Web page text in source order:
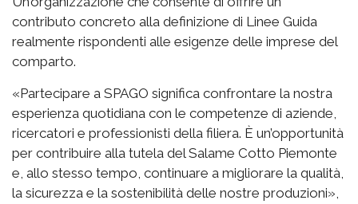
contributo concreto alla definizione di Linee Guida
realmente rispondenti alle esigenze delle imprese del
comparto.
«Partecipare a SPAGO significa confrontare la nostra
esperienza quotidiana con le competenze di aziende,
ricercatori e professionisti della filiera. È un’opportunità
per contribuire alla tutela del Salame Cotto Piemonte
e, allo stesso tempo, continuare a migliorare la qualità,
la sicurezza e la sostenibilità delle nostre produzioni»,